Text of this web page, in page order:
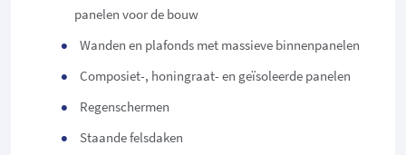
panelen voor de bouw
Wanden en plafonds met massieve binnenpanelen
Composiet-, honingraat- en geïsoleerde panelen
Regenschermen
Staande felsdaken